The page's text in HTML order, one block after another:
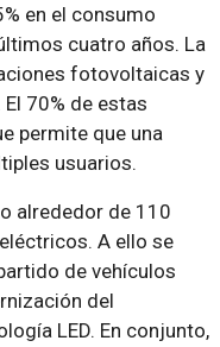
en el consumo
cuatro años. La
fotovoltaicas y
70% de estas
permite que una
usuarios.
alrededor de 110
A ello se
de vehículos
del
LED. En conjunto,